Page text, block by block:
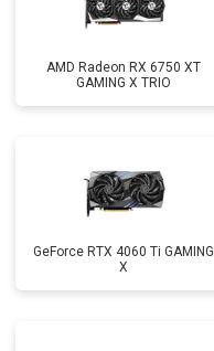
AMD Radeon RX 6750 XT
GAMING X TRIO
GeForce RTX 4060 Ti GAMING
X